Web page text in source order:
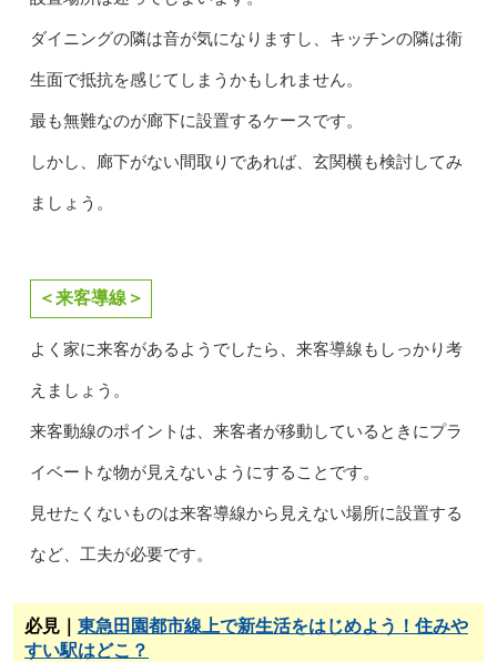
ダイニングの隣は音が気になりますし、キッチンの隣は衛
生面で抵抗を感じてしまうかもしれません。
最も無難なのが廊下に設置するケースです。
しかし、廊下がない間取りであれば、玄関横も検討してみ
ましょう。
＜来客導線＞
よく家に来客があるようでしたら、来客導線もしっかり考
えましょう。
来客動線のポイントは、来客者が移動しているときにプラ
イベートな物が見えないようにすることです。
見せたくないものは来客導線から見えない場所に設置する
など、工夫が必要です。
必見｜ 東急田園都市線上で新生活をはじめよう！住みや
すい駅はどこ？